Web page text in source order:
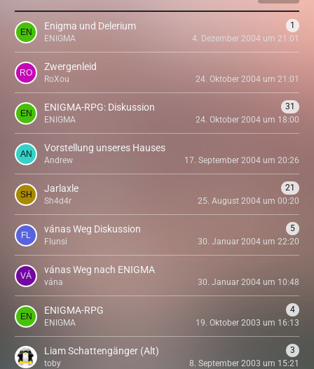
Enigma und Delerium
1
ENIGMA
4. Dezember 2004 um 21:01
Zwergenleid
RoXou 24. Oktober 2004 um 21:01
ENIGMA-RPG: Diskussion
31
ENIGMA
24. Oktober 2004 um 18:00
Vorstellung unseres Hauses
Andrew 17. September 2004 um 20:26
Jarlaxle
21
Sh4d4r
25. August 2004 um 00:20
vánas Weg Diskussion
5
Flunsi
30. Januar 2004 um 22:20
vánas Weg nach ENIGMA
vána 30. Januar 2004 um 10:48
ENIGMA-RPG
4
ENIGMA
19. Oktober 2003 um 16:13
Liam Schattengänger (Alt)
3
toby
8. September 2003 um 15:21